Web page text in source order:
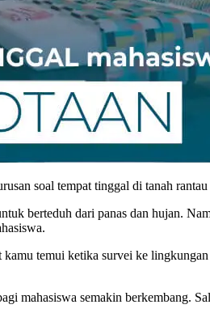
soal tempat tinggal di tanah
berteduh dari panas dan hujan.
temui ketika survei ke
mahasiswa semakin berkembang.